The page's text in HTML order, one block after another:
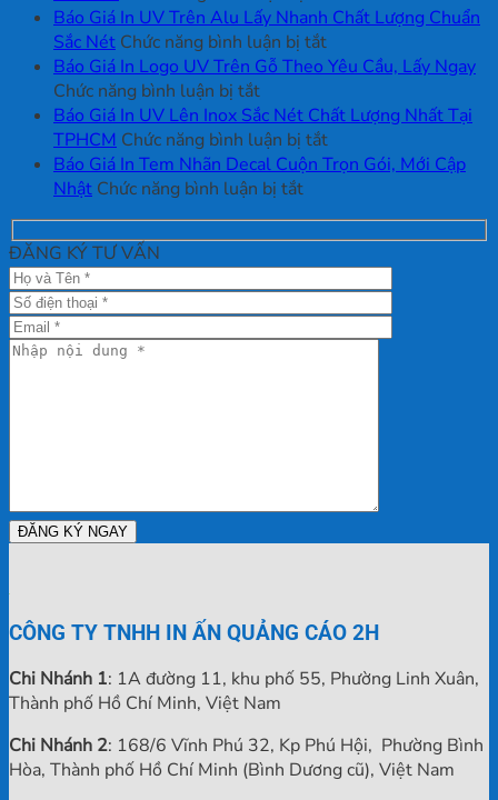
Báo
In
Trên
Giá
Lượng
Theo
Yêu
Cầu
Báo Giá In UV Trên Alu Lấy Nhanh Chất Lượng Chuẩn
Sắc Nét Chức năng bình luận bị tắtở
Báo
In
UV
Trên
Nhanh
Chất
Lượng
Chuẩn
Sắc
Báo Giá In Logo UV Trên Gỗ Theo Yêu Cầu, Lấy Ngay
Chức năng bình luận bị tắtở
Báo
Giá
In
Logo
Trên
Gỗ
Theo
Yêu
Cầu,
Báo Giá In UV Lên Inox Sắc Nét Chất Lượng Nhất Tại
TPHCM Chức năng bình luận bị tắtở
Báo
UV
Lên
Inox
Sắc
Nét
Báo Giá In Tem Nhãn Decal Cuộn Trọn Gói, Mới Cập
Nhật Chức năng bình luận bị tắtở
Giá
In
Tem
Nhãn
Decal
ĐĂNG KÝ TƯ VẤN
CÔNG TY TNHH IN ẤN QUẢNG CÁO 2H
Chi Nhánh 1: 1A đường 11, khu phố 55, Phường Linh Xuân,
Thành phố Hồ Chí Minh, Việt Nam
Chi Nhánh 2: 168/6 Vĩnh Phú 32, Kp Phú Hội, Phường Bình
Hòa, Thành phố Hồ Chí Minh (Bình Dương cũ), Việt Nam